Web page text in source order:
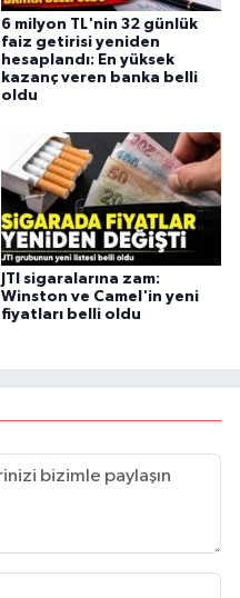
6 milyon TL'nin 32 günlük
faiz getirisi yeniden
hesaplandı: En yüksek
kazanç veren banka belli
oldu
JTI sigaralarına zam:
Winston ve Camel'in yeni
fiyatları belli oldu